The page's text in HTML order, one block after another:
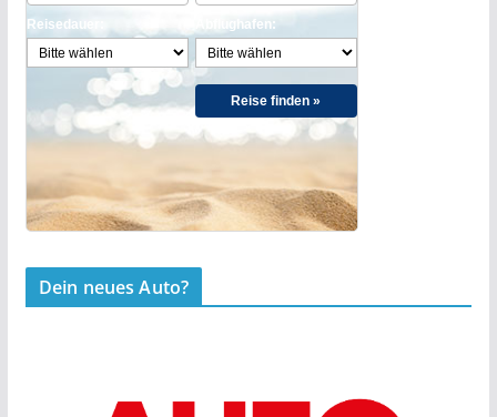
Reisedauer: Abflughafen:
Reise finden »
Dein neues Auto?